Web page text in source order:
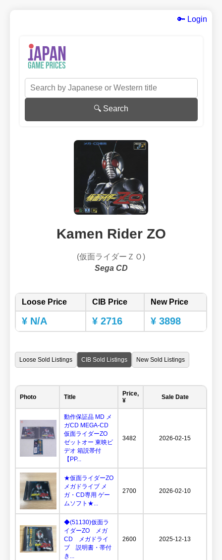
🔑 Login
🔍 Search
Kamen Rider ZO
(仮面ライダーＺＯ)
Sega CD
Loose Price CIB Price New Price
¥ N/A ¥ 2716 ¥ 3898
Loose Sold Listings CIB Sold Listings New Sold Listings
Photo Title
Price,
¥
Sale Date
動作保証品 MD メ
ガCD MEGA-CD
仮面ライダーZO
ゼットオー 東映ビ
デオ 箱説帯付
【PP...
3482 2026-02-15
★仮面ライダーZO
メガドライブ メ
ガ・CD専用 ゲー
ムソフト★...
2700 2026-02-10
◆(51130)仮面ラ
イダーZO メガ
CD メガドライ
ブ 説明書・帯付
き...
2600 2025-12-13